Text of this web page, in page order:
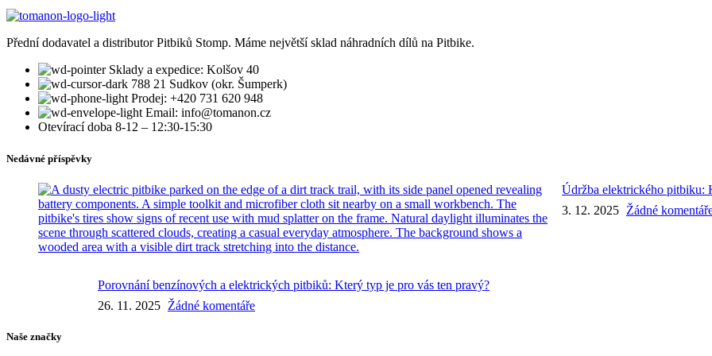
Přední dodavatel a distributor Pitbiků Stomp. Máme největší sklad náhradních dílů na Pitbike.
Sklady a expedice: Kolšov 40
788 21 Sudkov (okr. Šumperk)
Prodej: +420 731 620 948
Email: info@tomanon.cz
Otevírací doba 8-12 – 12:30-15:30
Nedávné příspěvky
Údržba elektrického pitbiku:
3. 12. 2025 Žádné
Porovnání benzínových a elektrických pitbiků: Který typ je pro vás ten pravý?
26. 11. 2025 Žádné komentáře
Naše značky